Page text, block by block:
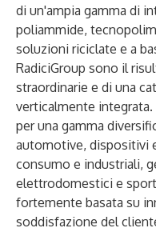
di un'ampia gamma di
poliammide,
soluzioni riciclate e a
RadiciGroup sono il
straordinarie e di una
verticalmente
per una gamma
automotive, dispositivi
consumo e industriali,
elettrodomestici e
fortemente basata su
soddisfazione del